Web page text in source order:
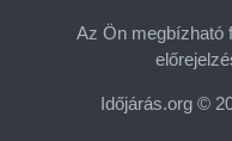
Az Ön megbízható
Időjárás.org ©